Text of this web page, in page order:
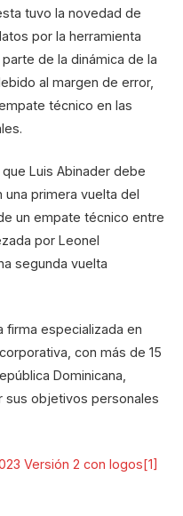
tuvo la novedad de
por la herramienta
de la dinámica de la
al margen de error,
técnico en las
Luis Abinader debe
primera vuelta del
un empate técnico entre
por Leonel
segunda vuelta
firma especializada en
con más de 15
Dominicana,
sus objetivos personales
Versión 2 con logos[1]